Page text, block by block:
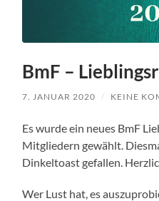
BmF –
7. JANUAR 2020 / KEINE
Es wurde ein neues BmF
Mitgliedern gewählt.
Dinkeltoast gefallen.
Wer Lust hat, es